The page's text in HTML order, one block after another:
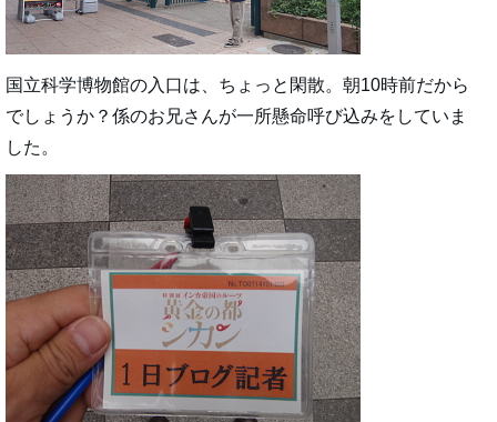
国立科学博物館の入口は、ちょっと閑散。朝10時前だから
でしょうか？係のお兄さんが一所懸命呼び込みをしていま
した。